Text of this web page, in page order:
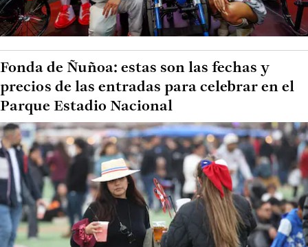
Fonda de Ñuñoa: estas son las fechas y
precios de las entradas para celebrar en el
Parque Estadio Nacional